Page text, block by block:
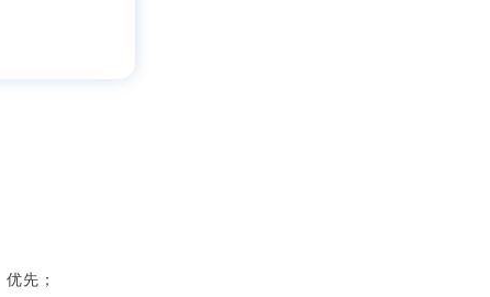
优先；